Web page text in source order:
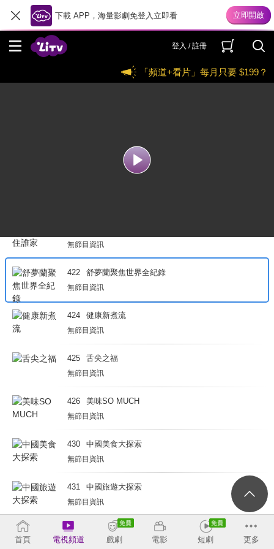
下載 APP，海量影劇免登入立即看
登入 / 註冊
「頻道+看片」每月只要 $199？
411 台灣真善美
無節目資訊
無節目資訊
422 舒夢蘭聚焦世界全紀錄
無節目資訊
424 健康新煮流
無節目資訊
425 舌尖之福
無節目資訊
426 美味SO MUCH
無節目資訊
430 中國美食大探索
無節目資訊
431 中國旅遊大探索
無節目資訊
432 河西走廊
無節目資訊
首頁 電視頻道 戲劇 電影 短劇 更多